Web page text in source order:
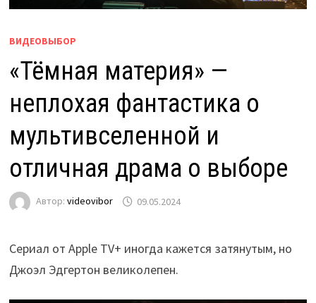
ВИДЕОВЫБОР
«Тёмная материя» —
неплохая фантастика о
мультивселенной и
отличная драма о выборе
Автор: videovibor 09.05.2024
Сериал от Apple TV+ иногда кажется затянутым, но
Джоэл Эдгертон великолепен.